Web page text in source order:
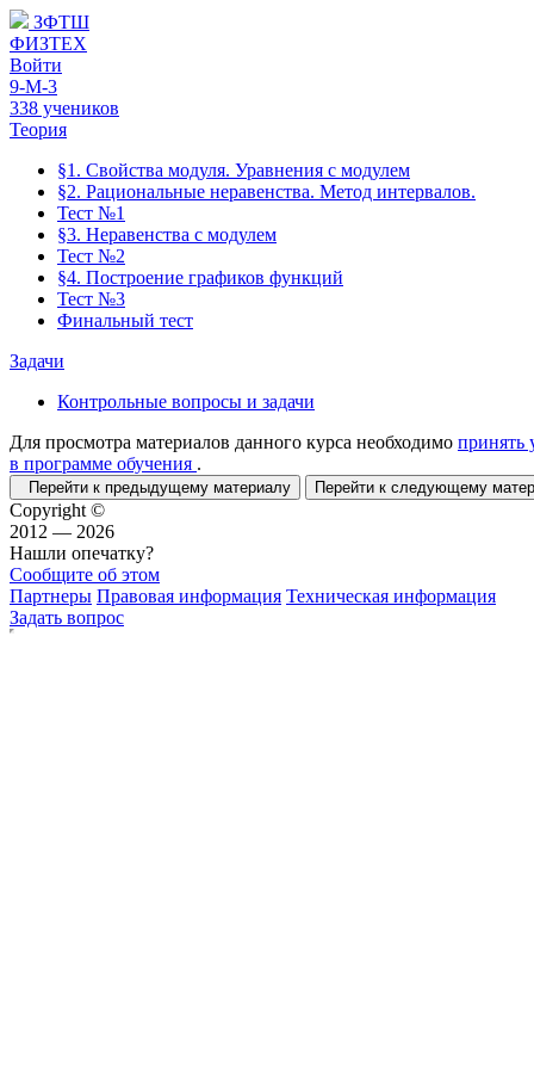
ЗФТШ
ФИЗТЕХ
Войти
9-М-3
338 учеников
Теория
§1. Свойства модуля. Уравнения с модулем
§2. Рациональные неравенства. Метод интервалов.
Тест №1
§3. Неравенства с модулем
Тест №2
§4. Построение графиков функций
Тест №3
Финальный тест
Задачи
Контрольные вопросы и задачи
Для просмотра материалов данного курса необходимо принять
в программе обучения .
Перейти к предыдущему материалу Перейти к следующему
Copyright ©
2012 — 2026
Нашли опечатку?
Сообщите об этом
Партнеры Правовая информация Техническая информация
Задать вопрос